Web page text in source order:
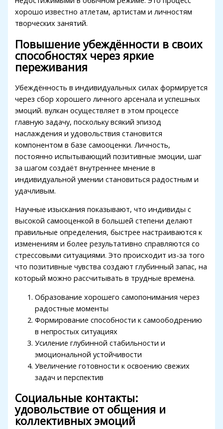
panel
panel
panel
panel
panel
panel
panel
panel
panel
panel
panel
panel
satın al
Panel
panel
satın al
Panel
хорошо известно атлетам, артистам и личностям
творческих занятий.
Повышение убеждённости в своих
способностях через яркие
переживания
Убеждённость в индивидуальных силах формируется
через сбор хорошего личного арсенала и успешных
эмоций. вулкан осуществляет в этом процессе
главную задачу, поскольку всякий эпизод
наслаждения и удовольствия становится
компонентом в базе самооценки. Личность,
постоянно испытывающий позитивные эмоции, шаг
за шагом создаёт внутреннее мнение в
индивидуальной умении становиться радостным и
удачливым.
Научные изыскания показывают, что индивиды с
высокой самооценкой в большей степени делают
правильные определения, быстрее настраиваются к
изменениям и более результативно справляются со
стрессовыми ситуациями. Это происходит из-за того
что позитивные чувства создают глубинный запас, на
который можно рассчитывать в трудные времена.
Образование хорошего самопонимания через
радостные моменты
Формирование способности к самоободрению
в непростых ситуациях
Усиление глубинной стабильности и
эмоциональной устойчивости
Увеличение готовности к освоению свежих
задач и перспектив
Социальные контакты:
удовольствие от общения и
коллективных эмоций